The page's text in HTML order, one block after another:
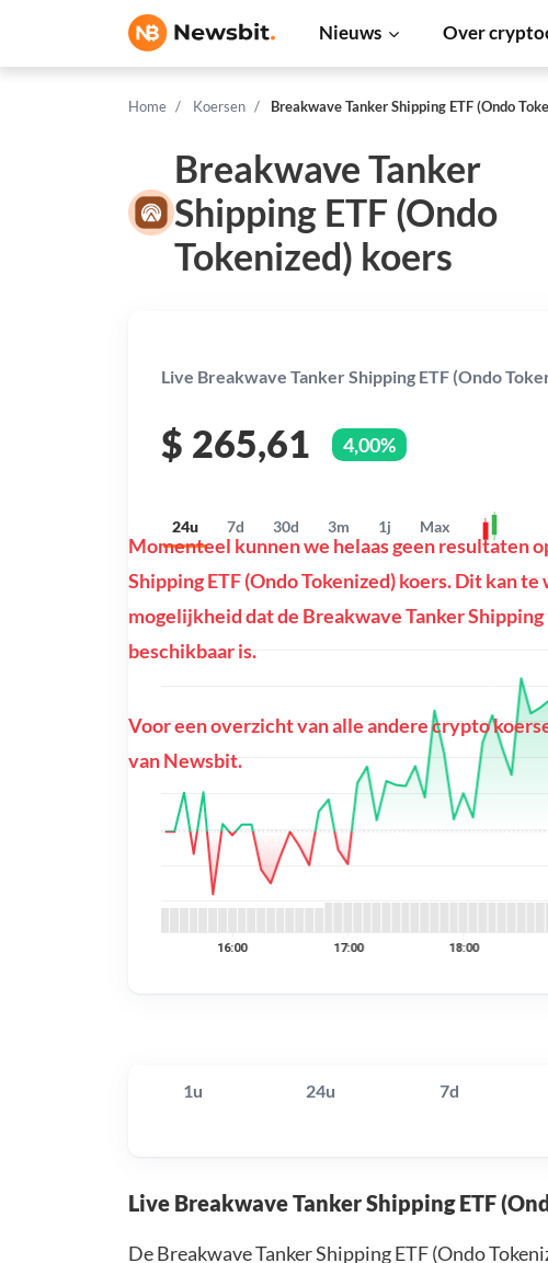
Nieuws Over
Home Koersen Breakwave Tanker Shipping ETF (Ondo
Breakwave Tanker
Shipping ETF (Ondo
Tokenized) koers
Live Breakwave Tanker Shipping ETF (Ondo
$ 265,61 4,00%
24u 7d 30d 3m 1j Max
Momenteel kunnen we helaas geen resultaten
Shipping ETF (Ondo Tokenized) koers. Dit kan
mogelijkheid dat de Breakwave Tanker
beschikbaar is.
Voor een overzicht van alle andere crypto
van Newsbit.
1u 24u 7d
Live Breakwave Tanker Shipping ETF
De Breakwave Tanker Shipping ETF (Ondo